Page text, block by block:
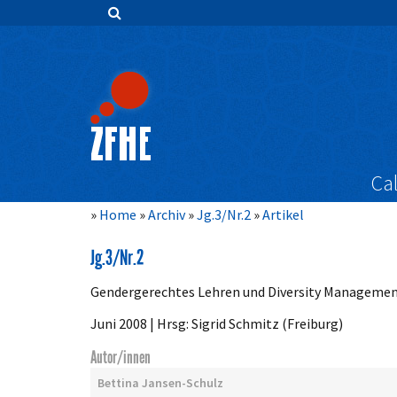
Zum
Hauptnavigation
Home Archiv Jg.3/Nr.2 Artikel
Jg.3/Nr.2
Gendergerechtes Lehren und Diversity
Juni 2008 | Hrsg: Sigrid Schmitz (Freiburg)
Autor/innen
Bettina Jansen-Schulz